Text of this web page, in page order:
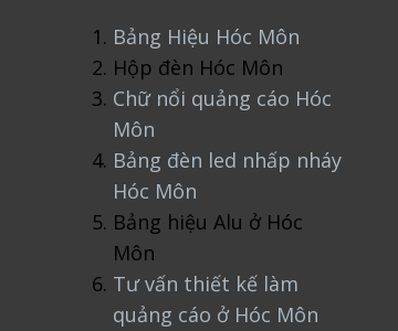
Bảng Hiệu Hóc Môn
Hộp đèn Hóc Môn
Chữ nổi quảng cáo Hóc
Môn
Bảng đèn led nhấp nháy
Hóc Môn
Bảng hiệu Alu ở Hóc
Môn
Tư vấn thiết kế làm
quảng cáo ở Hóc Môn